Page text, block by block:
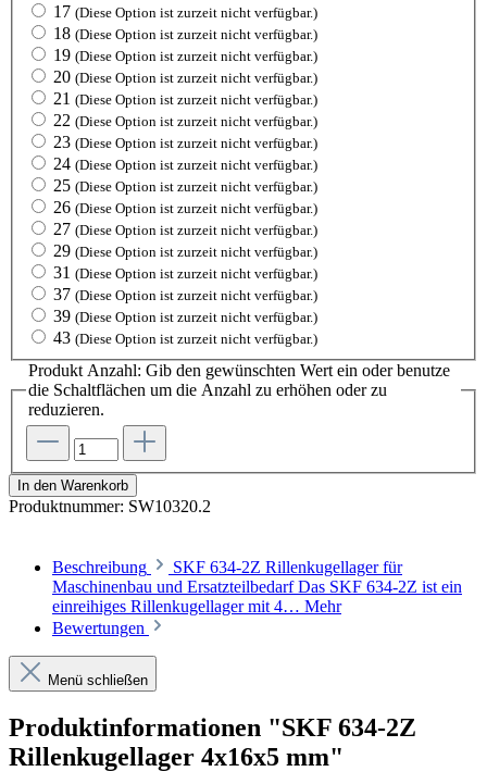
17 (Diese Option ist zurzeit nicht verfügbar.)
18 (Diese Option ist zurzeit nicht verfügbar.)
19 (Diese Option ist zurzeit nicht verfügbar.)
20 (Diese Option ist zurzeit nicht verfügbar.)
21 (Diese Option ist zurzeit nicht verfügbar.)
22 (Diese Option ist zurzeit nicht verfügbar.)
23 (Diese Option ist zurzeit nicht verfügbar.)
24 (Diese Option ist zurzeit nicht verfügbar.)
25 (Diese Option ist zurzeit nicht verfügbar.)
26 (Diese Option ist zurzeit nicht verfügbar.)
27 (Diese Option ist zurzeit nicht verfügbar.)
29 (Diese Option ist zurzeit nicht verfügbar.)
31 (Diese Option ist zurzeit nicht verfügbar.)
37 (Diese Option ist zurzeit nicht verfügbar.)
39 (Diese Option ist zurzeit nicht verfügbar.)
43 (Diese Option ist zurzeit nicht verfügbar.)
Produkt Anzahl: Gib den gewünschten Wert ein oder benutze
die Schaltflächen um die Anzahl zu erhöhen oder zu
reduzieren.
In den Warenkorb
Produktnummer: SW10320.2
Beschreibung
SKF 634-2Z Rillenkugellager für
Maschinenbau und Ersatzteilbedarf Das SKF 634-2Z ist ein
einreihiges Rillenkugellager mit 4… Mehr
Bewertungen
Menü schließen
Produktinformationen "SKF 634-2Z
Rillenkugellager 4x16x5 mm"